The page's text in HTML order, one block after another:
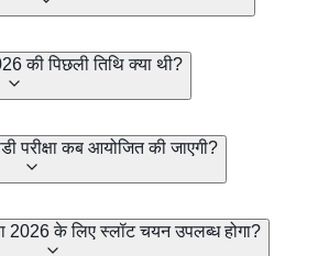
की पिछली तिथि क्या थी?
परीक्षा कब आयोजित की जाएगी?
2026 के लिए स्लॉट चयन उपलब्ध होगा?